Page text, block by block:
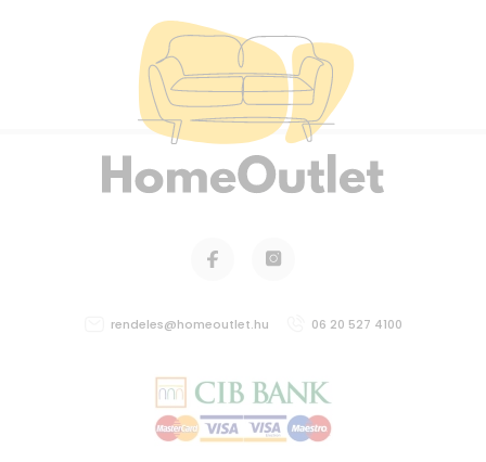
rendeles@homeoutlet.hu 06 20 527 4100